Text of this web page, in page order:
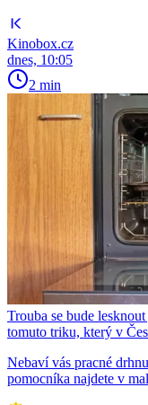
Kinobox.cz
dnes, 10:05
2 min
Trouba se bude
tomuto triku, který v
Nebaví vás pracné
pomocníka najdete v